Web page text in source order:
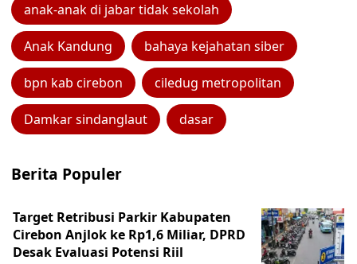
anak-anak di jabar tidak sekolah
Anak Kandung bahaya kejahatan siber
bpn kab cirebon ciledug metropolitan
Damkar sindanglaut dasar
Berita Populer
Target Retribusi Parkir Kabupaten
Cirebon Anjlok ke Rp1,6 Miliar, DPRD
Desak Evaluasi Potensi Riil